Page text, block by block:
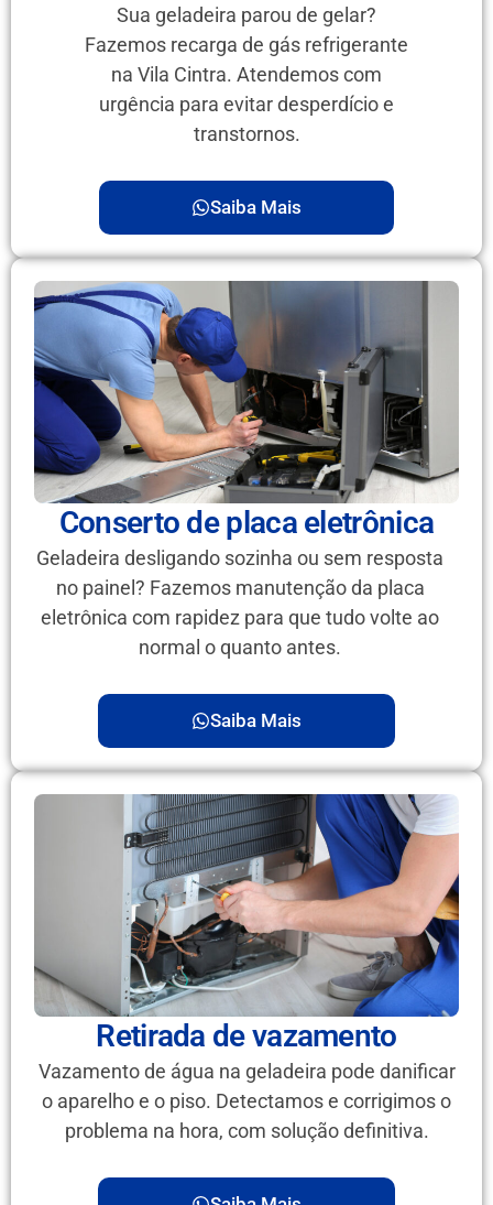
Sua geladeira parou de gelar?
Fazemos recarga de gás refrigerante
na Vila Cintra. Atendemos com
urgência para evitar desperdício e
transtornos.
Saiba Mais
Conserto de placa eletrônica
Geladeira desligando sozinha ou sem resposta
no painel? Fazemos manutenção da placa
eletrônica com rapidez para que tudo volte ao
normal o quanto antes.
Saiba Mais
Retirada de vazamento
Vazamento de água na geladeira pode danificar
o aparelho e o piso. Detectamos e corrigimos o
problema na hora, com solução definitiva.